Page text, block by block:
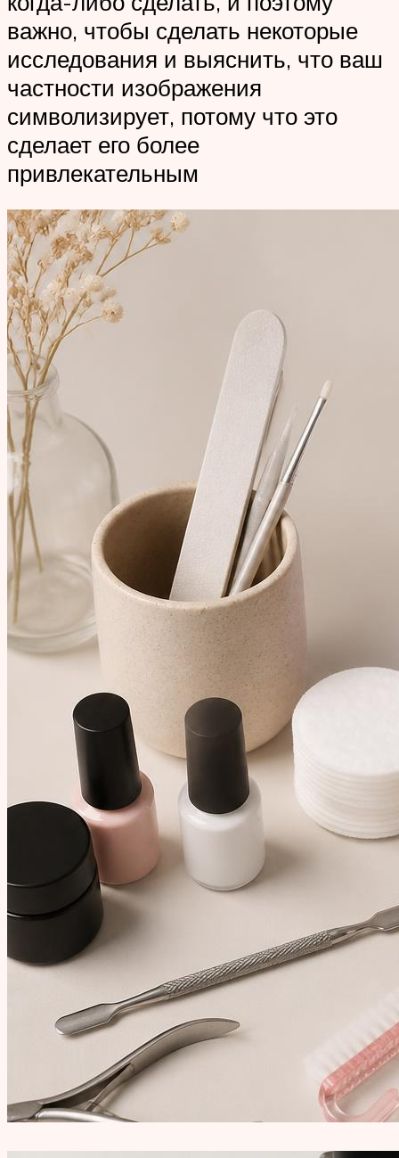
важно, чтобы сделать некоторые
исследования и выяснить, что ваш
частности изображения
символизирует, потому что это
сделает его более
привлекательным